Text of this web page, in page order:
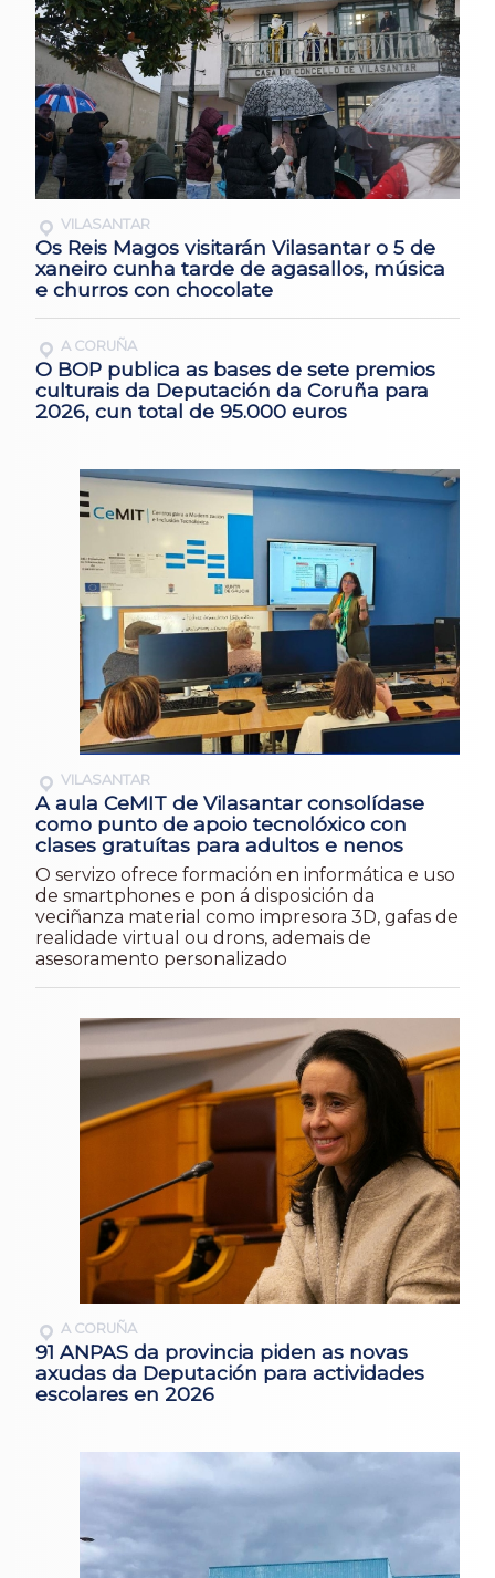
VILASANTAR
Os Reis Magos visitarán Vilasantar o 5 de
xaneiro cunha tarde de agasallos, música
e churros con chocolate
A CORUÑA
O BOP publica as bases de sete premios
culturais da Deputación da Coruña para
2026, cun total de 95.000 euros
VILASANTAR
A aula CeMIT de Vilasantar consolídase
como punto de apoio tecnolóxico con
clases gratuítas para adultos e nenos
O servizo ofrece formación en informática e uso
de smartphones e pon á disposición da
veciñanza material como impresora 3D, gafas de
realidade virtual ou drons, ademais de
asesoramento personalizado
A CORUÑA
91 ANPAS da provincia piden as novas
axudas da Deputación para actividades
escolares en 2026